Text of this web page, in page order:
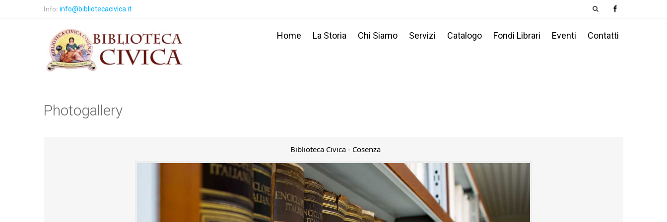
Info: info@bibliotecacivica.it
Home La Storia Chi Siamo Servizi Catalogo Fondi Librari Eventi Contatti
Photogallery
Biblioteca Civica - Cosenza